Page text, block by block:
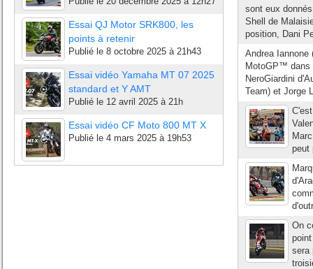
Essai QJ Motor SRK800, les
points à retenir
Publié le 8 octobre 2025 à 21h43
Essai vidéo Yamaha MT 07 2025
standard et Y AMT
Publié le 12 avril 2025 à 21h
Essai vidéo CF Moto 800 MT X
Publié le 4 mars 2025 à 19h53
sont eux
Shell de
position, Dani
Andrea Iannone
MotoGP™ dans
NeroGiardini
Team) et Jorge
peut
On
sera